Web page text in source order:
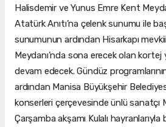
Halisdemir ve Yunus Emre Kent
Atatürk Anıtı’na çelenk sunumu ile
sunumunun ardından Hisarkapı
Meydanı’nda sona erecek olan
devam edecek. Gündüz
ardından Manisa Büyükşehir
konserleri çerçevesinde ünlü sanatçı
Çarşamba akşamı Kulalı hayranlarıyla